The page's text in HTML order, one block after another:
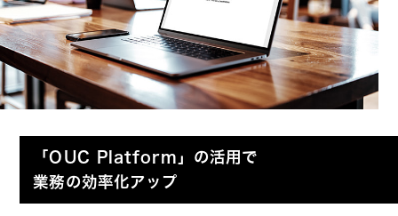
「OUC Platform」の活用で
業務の効率化アップ